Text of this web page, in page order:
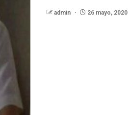
admin 26 mayo, 2020